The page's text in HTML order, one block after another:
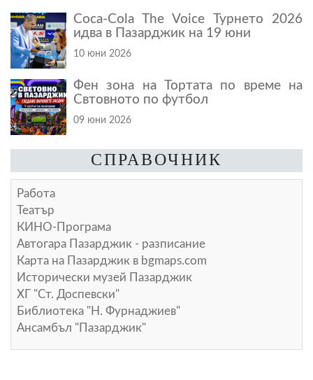
Coca-Cola The Voice Турнето 2026
идва в Пазарджик на 19 юни
10 юни 2026
Фен зона на Тортата по време на
Свтовното по футбол
09 юни 2026
СПРАВОЧНИК
Работа
Театър
КИНО-Програма
Автогара Пазарджик - разписание
Карта на Пазарджик в bgmaps.com
Исторически музей Пазарджик
ХГ "Ст. Доспевски"
Библиотека "Н. Фурнаджиев"
Ансамбъл "Пазарджик"